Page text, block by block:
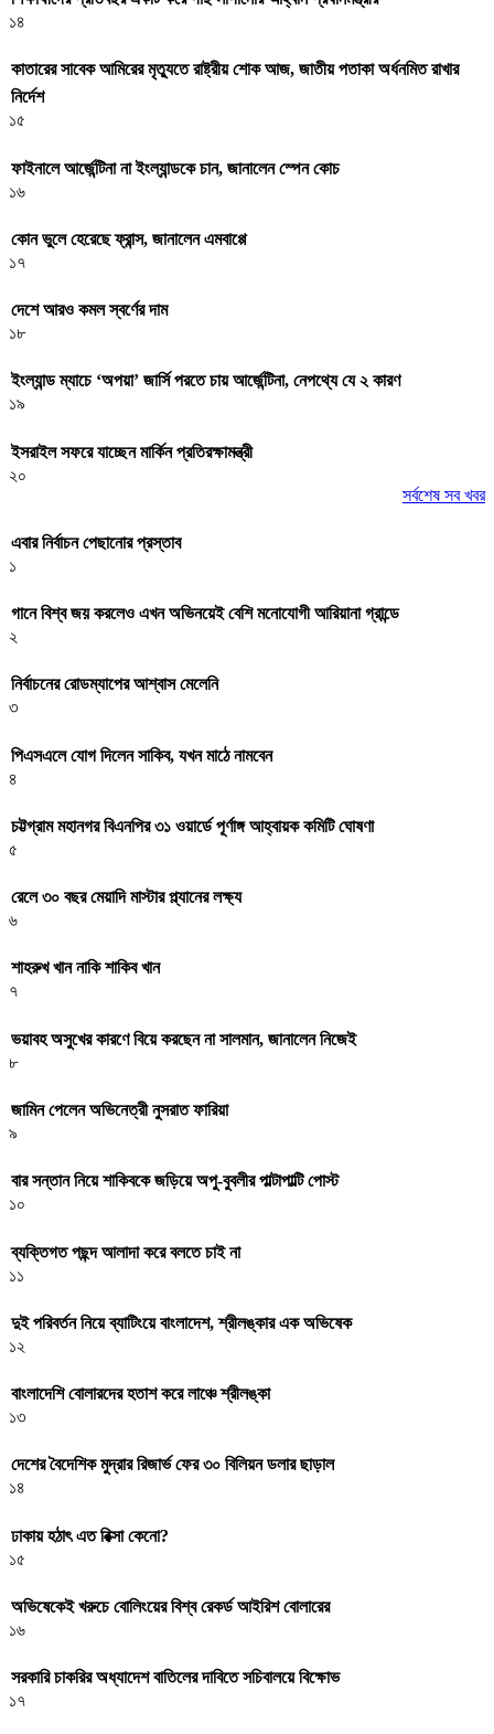
১৪
কাতারের সাবেক আমিরের মৃত্যুতে রাষ্ট্রীয় শোক আজ, জাতীয় পতাকা অর্ধনমিত রাখার
নির্দেশ
১৫
ফাইনালে আর্জেন্টিনা না ইংল্যান্ডকে চান, জানালেন স্পেন কোচ
১৬
কোন ভুলে হেরেছে ফ্রান্স, জানালেন এমবাপ্পে
১৭
দেশে আরও কমল স্বর্ণের দাম
১৮
ইংল্যান্ড ম্যাচে ‘অপয়া’ জার্সি পরতে চায় আর্জেন্টিনা, নেপথ্যে যে ২ কারণ
১৯
ইসরাইল সফরে যাচ্ছেন মার্কিন প্রতিরক্ষামন্ত্রী
২০
সর্বশেষ সব খবর
এবার নির্বাচন পেছানোর প্রস্তাব
১
গানে বিশ্ব জয় করলেও এখন অভিনয়েই বেশি মনোযোগী আরিয়ানা গ্রান্ডে
২
নির্বাচনের রোডম্যাপের আশ্বাস মেলেনি
৩
পিএসএলে যোগ দিলেন সাকিব, যখন মাঠে নামবেন
৪
চট্টগ্রাম মহানগর বিএনপির ৩১ ওয়ার্ডে পূর্ণাঙ্গ আহ্বায়ক কমিটি ঘোষণা
৫
রেলে ৩০ বছর মেয়াদি মাস্টার প্ল্যানের লক্ষ্য
৬
শাহরুখ খান নাকি শাকিব খান
৭
ভয়াবহ অসুখের কারণে বিয়ে করছেন না সালমান, জানালেন নিজেই
৮
জামিন পেলেন অভিনেত্রী নুসরাত ফারিয়া
৯
বার সন্তান নিয়ে শাকিবকে জড়িয়ে অপু-বুবলীর পাল্টাপাল্টি পোস্ট
১০
ব্যক্তিগত পছন্দ আলাদা করে বলতে চাই না
১১
দুই পরিবর্তন নিয়ে ব্যাটিংয়ে বাংলাদেশ, শ্রীলঙ্কার এক অভিষেক
১২
বাংলাদেশি বোলারদের হতাশ করে লাঞ্চে শ্রীলঙ্কা
১৩
দেশের বৈদেশিক মুদ্রার রিজার্ভ ফের ৩০ বিলিয়ন ডলার ছাড়াল
১৪
ঢাকায় হঠাৎ এত রিক্সা কেনো?
১৫
অভিষেকেই খরুচে বোলিংয়ের বিশ্ব রেকর্ড আইরিশ বোলারের
১৬
সরকারি চাকরির অধ্যাদেশ বাতিলের দাবিতে সচিবালয়ে বিক্ষোভ
১৭